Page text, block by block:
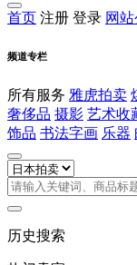
首页 注册 登录 网
频道专栏
所有服务 雅虎拍卖
奢侈品 摄影 艺术收
饰品 书法字画 乐器
历史搜索